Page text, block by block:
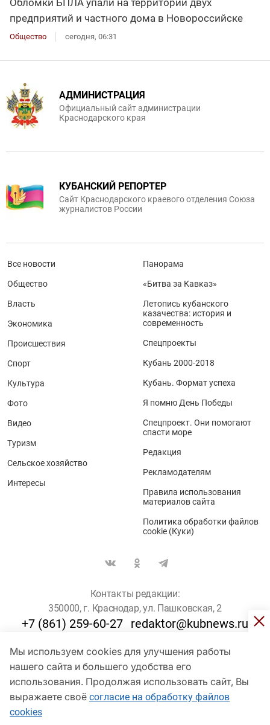
предприятий и частного дома в Новороссийске
Общество сегодня, 06:31
Мы используем cookies для улучшения работы
нашего сайта и большего удобства его
использования. Продолжая использовать сайт, Вы
выражаете своё согласие на обработку файлов
cookies
АДМИНИСТРАЦИЯ
Официальный сайт администрации
Краснодарского края
КУБАНСКИЙ РЕПОРТЕР
Сайт Краснодарского краевого отделения Союза
журналистов России
Все новости
Общество
Власть
Экономика
Происшествия
Спорт
Культура
Фото
Видео
Туризм
Сельское хозяйство
Интересы
Панорама
«Битва за Кавказ»
Летопись кубанского
казачества: история и
современность
Спецпроекты
Кубань 2000-2018
Кубань. Формат успеха
Я помню День Победы
Спецпроект. Они помогают
спасти море
Редакция
Рекламодателям
Правила использования
материалов сайта
Политика обработки файлов
cookie (Куки)
Контакты редакции:
350000, г. Краснодар, ул. Пашковская, 2
+7 (861) 259-60-27 redaktor@kubnews.ru
Для пользователей старше 16 лет
© Кубанские Новости, 2017
Сетевое издание «kubnews» зарегистрировано Федеральной
службой по надзору в сфере связи, информационных технологий
и массовых коммуникаций (Роскомнадзор). Регистрационный